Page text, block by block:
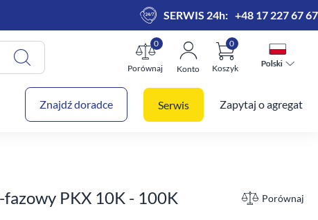
SERWIS 24h: +48 17 227 67 67
Porównaj
0
Konto Koszyk
0
koszyk
Polski
Polski
Znajdź doradce Serwis Zapytaj o agregat
PKX 10K - 100K Porównaj